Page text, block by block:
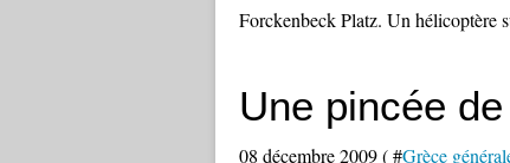
Forckenbeck Platz. Un hélicoptère
Une pincée
08 décembre 2009 ( #Grèce